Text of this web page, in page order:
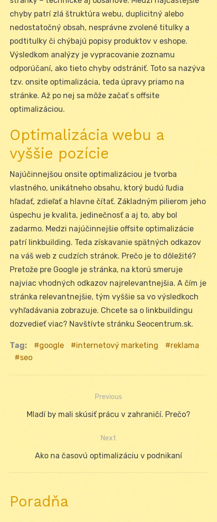
chyby patrí zlá štruktúra webu, duplicitný alebo
nedostatočný obsah, nesprávne zvolené titulky a
podtitulky či chýbajú popisy produktov v eshope.
Výsledkom analýzy je vypracovanie zoznamu
odporúčaní, ako tieto chyby odstrániť. Toto sa nazýva
tzv. onsite optimalizácia, teda úpravy priamo na
stránke. Až po nej sa môže začať s offsite
optimalizáciou.
Optimalizácia webu a
vyššie pozície
Najúčinnejšou onsite optimalizáciou je tvorba
vlastného, unikátneho obsahu, ktorý budú ľudia
hľadať, zdieľať a hlavne čítať. Základným pilierom jeho
úspechu je kvalita, jedinečnosť a aj to, aby bol
zadarmo. Medzi najúčinnejšie offsite optimalizácie
patrí linkbuilding. Teda získavanie spätných odkazov
na váš web z cudzích stránok. Prečo je to dôležité?
Pretože pre Google je stránka, na ktorú smeruje
najviac vhodných odkazov najrelevantnejšia. A čím je
stránka relevantnejšie, tým vyššie sa vo výsledkoch
vyhľadávania zobrazuje. Chcete sa o linkbuildingu
dozvedieť viac? Navštívte stránku Seocentrum.sk.
Tag: google internetový marketing
reklama
seo
Navigácia
Previous
Previous
Mladí by mali skúsiť prácu v zahraničí. Prečo?
Next
Next
Ako na časovú optimalizáciu v podnikaní
Poradňa